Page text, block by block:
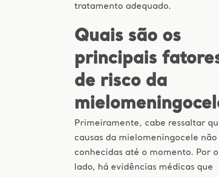
tratamento adequado.
Quais são os
principais
de risco da
Primeiramente, cabe ressaltar
causas da mielomeningocele não
conhecidas até o momento. Por
lado, há evidências médicas que